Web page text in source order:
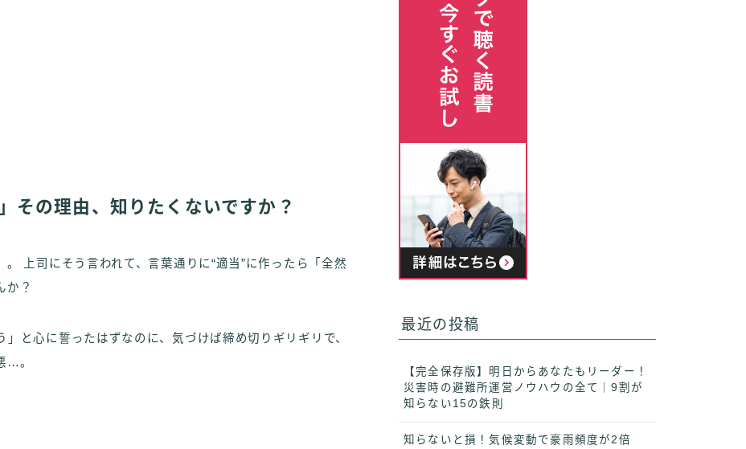
その理由、知りたくないですか？
。 上司にそう言われて、言葉通りに“適当”に作ったら「全然
か？
と心に誓ったはずなのに、気づけば締め切りギリギリで、
…。
最近の投稿
【完全保存版】明日からあなたもリーダー！
災害時の避難所運営ノウハウの全て｜9割が
知らない15の鉄則
知らないと損！気候変動で豪雨頻度が2倍